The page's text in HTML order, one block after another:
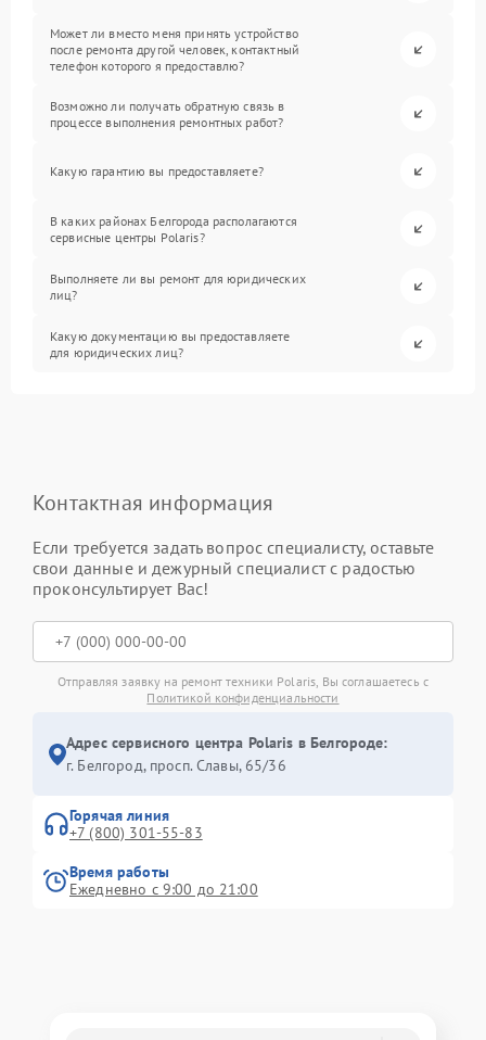
Может ли вместо меня принять устройство
после ремонта другой человек, контактный
телефон которого я предоставлю?
Возможно ли получать обратную связь в
процессе выполнения ремонтных работ?
Какую гарантию вы предоставляете?
В каких районах Белгорода располагаются
сервисные центры Polaris?
Выполняете ли вы ремонт для юридических
лиц?
Какую документацию вы предоставляете
для юридических лиц?
Контактная информация
Если требуется задать вопрос специалисту, оставьте
свои данные и дежурный специалист с радостью
проконсультирует Вас!
Отправляя заявку на ремонт техники Polaris, Вы соглашаетесь с
Политикой конфиденциальности
Адрес сервисного центра Polaris в Белгороде:
г. Белгород, просп. Славы, 65/36
Горячая линия
+7 (800) 301-55-83
Время работы
Ежедневно с 9:00 до 21:00